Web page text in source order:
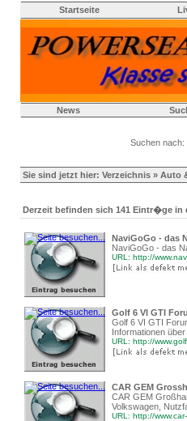
Startseite
News
Suchen nach:
Sie sind jetzt hier: Verzeichnis » Auto
Derzeit befinden sich 141 Eintr�ge in
NaviGoGo - das
NaviGoGo - das
URL: http://
Golf 6 VI GTI
Golf 6 VI GTI
Informationen
URL: http://
CAR GEM
CAR GEM
Volkswagen,
URL: http://